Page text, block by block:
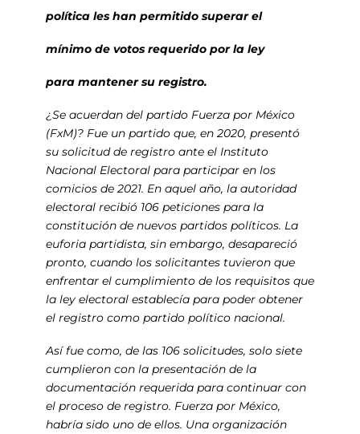
política les han permitido superar el
mínimo de votos requerido por la ley
para mantener su registro.
¿Se acuerdan del partido Fuerza por México
(FxM)? Fue un partido que, en 2020, presentó
su solicitud de registro ante el Instituto
Nacional Electoral para participar en los
comicios de 2021. En aquel año, la autoridad
electoral recibió 106 peticiones para la
constitución de nuevos partidos políticos. La
euforia partidista, sin embargo, desapareció
pronto, cuando los solicitantes tuvieron que
enfrentar el cumplimiento de los requisitos que
la ley electoral establecía para poder obtener
el registro como partido político nacional.
Así fue como, de las 106 solicitudes, solo siete
cumplieron con la presentación de la
documentación requerida para continuar con
el proceso de registro. Fuerza por México,
habría sido uno de ellos. Una organización